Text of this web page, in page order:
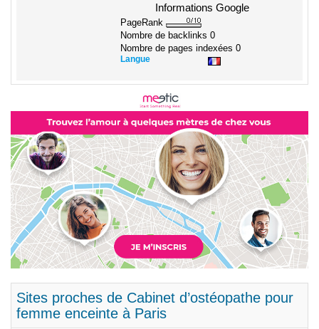
Informations Google
PageRank
Nombre de backlinks 0
Nombre de pages indexées 0
Langue
Sites proches de Cabinet d’ostéopathe pour
femme enceinte à Paris